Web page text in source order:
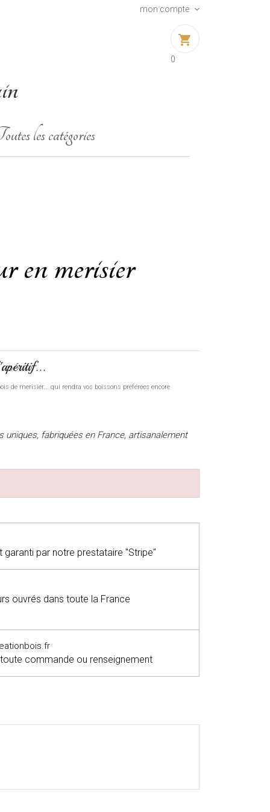
mon compte
shopping_cart
0
les catégories
en merisier
de merisier... qui rendra vos boissons préférées encore
fabriquées en France, artisanalement
garanti par notre prestataire "Stripe"
ouvrés dans toute la France
commande ou renseignement